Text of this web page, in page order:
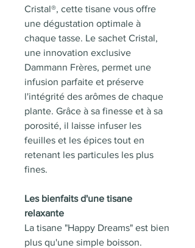
Cristal®, cette tisane vous offre
une dégustation optimale à
chaque tasse. Le sachet Cristal,
une innovation exclusive
Dammann Frères, permet une
infusion parfaite et préserve
l'intégrité des arômes de chaque
plante. Grâce à sa finesse et à sa
porosité, il laisse infuser les
feuilles et les épices tout en
retenant les particules les plus
fines.
Les bienfaits d'une tisane
relaxante
La tisane "Happy Dreams" est bien
plus qu'une simple boisson.